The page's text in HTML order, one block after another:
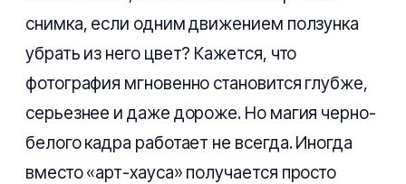
снимка, если одним движением ползунка
убрать из него цвет? Кажется, что
фотография мгновенно становится глубже,
серьезнее и даже дороже. Но магия черно-
белого кадра работает не всегда. Иногда
вместо «арт-хауса» получается просто